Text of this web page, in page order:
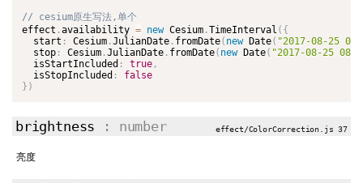
effect .availability = new Cesium .TimeInterval ( {
  start
: Cesium .JulianDate . fromDate( new Date( "2017-08-25
  stop
: Cesium .JulianDate . fromDate( new Date( "2017-08-25
  isStartIncluded
: true ,
  isStopIncluded
:
false
} )
brightness : number effect/ColorCorrection.js 37
亮度